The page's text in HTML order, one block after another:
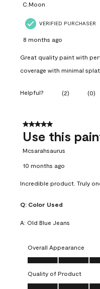
C.Moon
VERIFIED PURCHASER
8 months ago
Great quality paint with
coverage with minimal
Helpful? (2) (0)
5 out of 5 stars.
Use this
Mcsarahsaurus
10 months ago
Incredible product. Truly
Q: Color Used
A: Old Blue Jeans
Overall Appearance
Overall Appearance, 5.0
Quality of Product
Quality of Product, 5.0